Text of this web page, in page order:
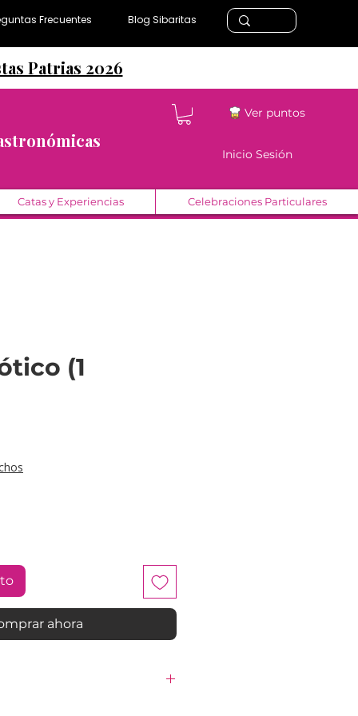
Frecuentes Blog Sibaritas
Patrias 2026
Ver puntos
Inicio Sesión
Catas y Experiencias Celebraciones Particulares
(1
ahora